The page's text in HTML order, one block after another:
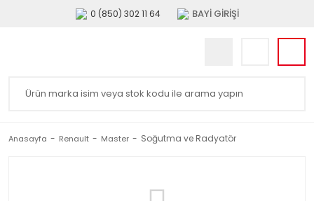
0 (850) 302 11 64 BAYİ GİRİŞİ
Anasayfa Renault Master Soğutma ve Radyatör